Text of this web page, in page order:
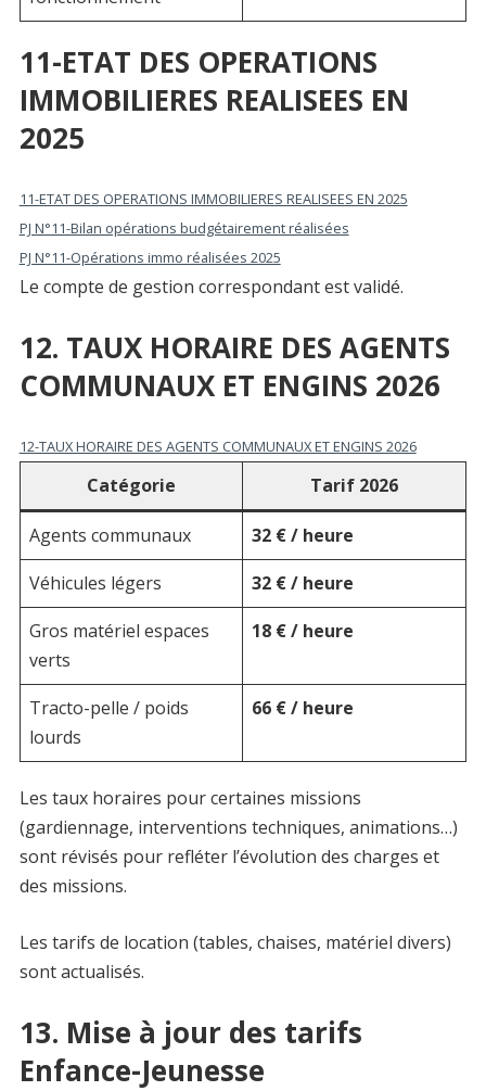
11-ETAT DES OPERATIONS
IMMOBILIERES REALISEES EN
2025
11-ETAT DES OPERATIONS IMMOBILIERES REALISEES EN 2025
PJ N°11-Bilan opérations budgétairement réalisées
PJ N°11-Opérations immo réalisées 2025
Le compte de gestion correspondant est validé.
12. TAUX HORAIRE DES AGENTS
COMMUNAUX ET ENGINS 2026
12-TAUX HORAIRE DES AGENTS COMMUNAUX ET ENGINS 2026
Catégorie Tarif 2026
Agents communaux
32 € / heure
Véhicules légers
32 € / heure
Gros matériel espaces
verts
18 € / heure
Tracto-pelle / poids
lourds
66 € / heure
Les taux horaires pour certaines missions
(gardiennage, interventions techniques, animations…)
sont révisés pour refléter l’évolution des charges et
des missions.
Les tarifs de location (tables, chaises, matériel divers)
sont actualisés.
13. Mise à jour des tarifs
Enfance-Jeunesse